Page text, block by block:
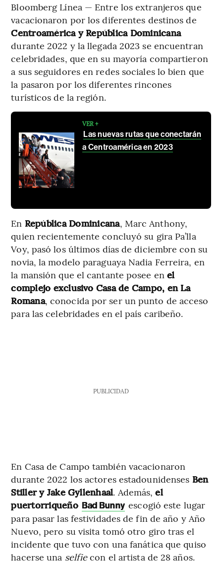
Bloomberg Línea — Entre los extranjeros que
vacacionaron por los diferentes destinos de
Centroamérica y República Dominicana
durante 2022 y la llegada 2023 se encuentran
celebridades, que en su mayoría compartieron
a sus seguidores en redes sociales lo bien que
la pasaron por los diferentes rincones
turísticos de la región.
VER +
Las nuevas rutas que conectarán
a Centroamérica en 2023
En República Dominicana, Marc Anthony,
quien recientemente concluyó su gira Pa’lla
Voy, pasó los últimos días de diciembre con su
novia, la modelo paraguaya Nadia Ferreira, en
la mansión que el cantante posee enel
complejo exclusivo Casa de Campo, en La
Romana, conocida por ser un punto de acceso
para las celebridades en el país caribeño.
PUBLICIDAD
En Casa de Campo también vacacionaron
durante 2022 los actores estadounidenses Ben
Stiller y Jake Gyllenhaal. Además,el
puertorriqueño Bad Bunny escogió este lugar
para pasar las festividades de fin de año y Año
Nuevo, pero su visita tomó otro giro tras el
incidente que tuvo con una fanática que quiso
hacerse una selfiecon el artista de 28 años.